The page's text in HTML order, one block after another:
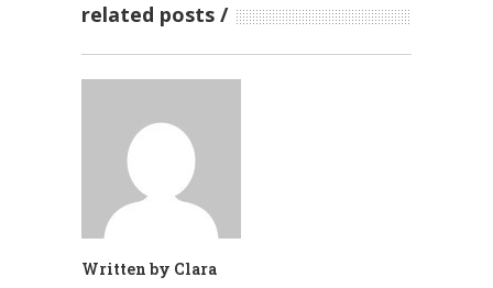
related posts
Written by Clara